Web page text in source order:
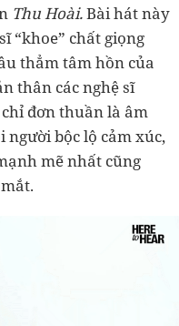
Thu Hoài.Bài hát này
“khoe” chất giọng
thẳm tâm hồn của
thân các nghệ sĩ
đơn thuần là âm
người bộc lộ cảm xúc,
mẽ nhất cũng